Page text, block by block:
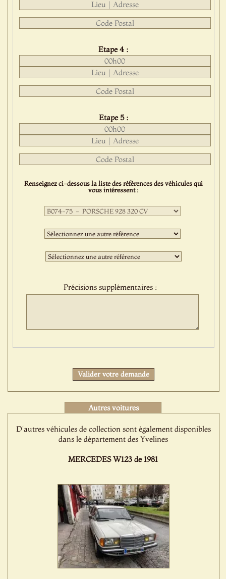
Etape 4 :
Etape 5 :
Renseignez ci-dessous la liste des références des véhicules qui
vous intéressent :
Première
sélection
:Deuxième
sélection
:Troisième
sélection
Précisions supplémentaires :
Valider votre demande
Autres voitures
D'autres véhicules de collection sont également disponibles
dans le département des Yvelines
MERCEDES W123 de 1981